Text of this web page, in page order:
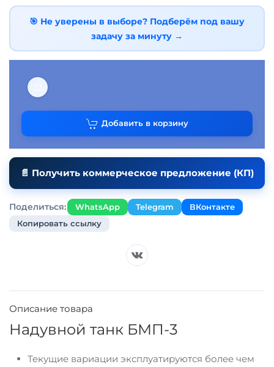
🎯 Не уверены в выборе? Подберём под вашу
задачу за минуту →
Добавить в корзину
📄 Получить коммерческое предложение (КП)
Поделиться: WhatsApp Telegram
ВКонтакте
Копировать ссылку
Описание товара
Надувной танк БМП-3
Текущие вариации эксплуатируются более чем